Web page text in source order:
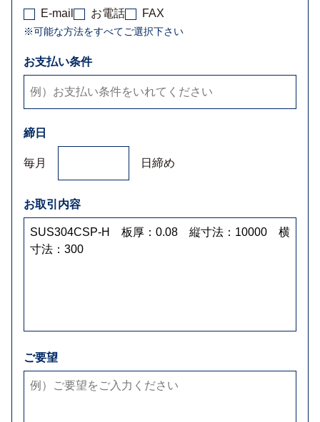
E-mail
お電話 FAX
※可能な方法をすべてご選択下さい
お支払い条件
締日
毎月 日締め
お取引内容
ご要望